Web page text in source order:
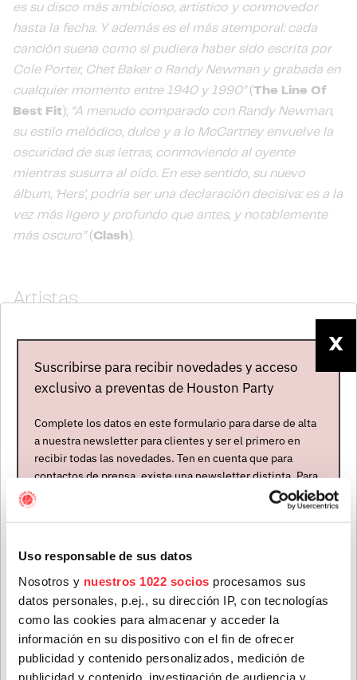
Uso responsable de sus datos
Nosotros y nuestros 1022 socios procesamos sus
datos personales, p.ej., su dirección IP, con tecnologías
como las cookies para almacenar y acceder la
información en su dispositivo con el fin de ofrecer
publicidad y contenido personalizados, medición de
publicidad y contenido, investigación de audiencia y
es su disco más ambicioso, artístico y conmovedor
hasta la fecha. Y además es el más atemporal: cada
canción suena como si pudiera haber sido escrita por
Cole Porter, Chet Baker o Randy Newman y grabada en
cualquier momento entre 1940 y 1990”(The Line Of
Best Fit); “A menudo comparado con Randy Newman,
su estilo melódico, dulce y a lo McCartney envuelve la
oscuridad de sus letras, conmoviendo al oyente
mientras susurra al oído. En ese sentido, su nuevo
álbum, ‘Hers’, podría ser una declaración decisiva: es a la
vez más ligero y profundo que antes, y notablemente
más oscuro”( Clash).
Artistas
MATT MALTESE
Reino Unido
ÚLTIMAS NOTICIAS
X
Suscribirse para recibir novedades y acceso
exclusivo a preventas de Houston Party
Complete los datos en este formulario para darse de alta
a nuestra newsletter para clientes y ser el primero en
recibir todas las novedades. Ten en cuenta que para
contactos de prensa, existe una newsletter distinta. Para
formar parte de ella, envíanos un mensaje a
Apellidos